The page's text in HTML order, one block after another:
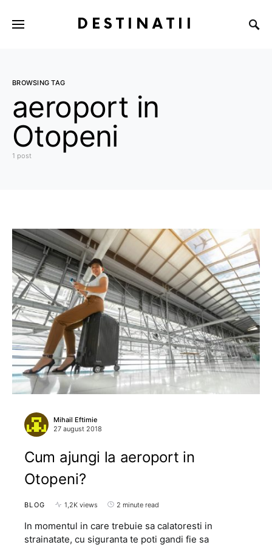
DESTINATII
BROWSING TAG
aeroport in
Otopeni
1 post
Mihail Eftimie
27 august 2018
Cum ajungi la aeroport in
Otopeni?
BLOG 1,2K views 2 minute read
In momentul in care trebuie sa calatoresti in
strainatate, cu siguranta te poti gandi fie sa